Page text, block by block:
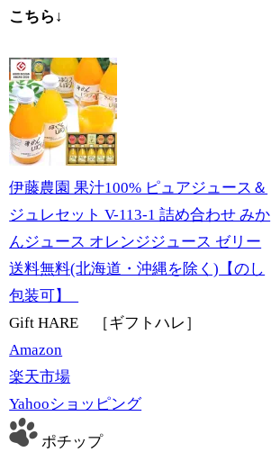
こちら↓
伊藤農園 果汁100% ピュアジュース＆
ジュレセット V-113-1 詰め合わせ みか
んジュース オレンジジュース ゼリー
送料無料(北海道・沖縄を除く)【のし
包装可】_
Gift HARE ［ギフトハレ］
Amazon
楽天市場
Yahooショッピング
ポチップ